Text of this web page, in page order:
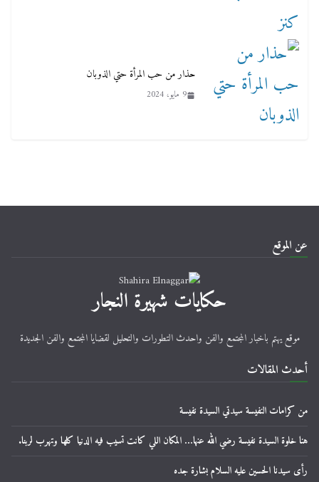
حذار من حب المرأة حتي الذوبان
9 مايو، 2024
عن الموقع
حكايات شهيرة النجار
موقع يهتم باخبار المجتمع والفن واحدث التطورات والتحليل لقضايا المجتمع والفن الجديدة
أحدث المقالات
من كرامات النفيسة سيدتي السيدة نفيسة
هنا خلوة السيدة نفيسة رضي الله عنها… المكان اللي كانت تسيب فيه الدنيا كلها وتهرب لربنا.
رأى سيدنا الحسين عليه السلام بشارة جده